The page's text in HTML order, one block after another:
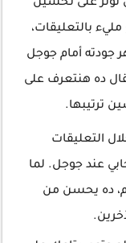
تؤثر على تحسين
بالتعليقات،
جودته أمام جوجل
ده هنتعرف على
ترتيبها.
التعليقات
عند جوجل. لما
ده يحسن من